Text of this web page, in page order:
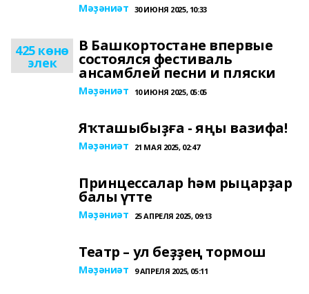
Мәҙәниәт 30 ИЮНЯ 2025, 10:33
425 көнө
элек
В Башкортостане впервые
состоялся фестиваль
ансамблей песни и пляски
Мәҙәниәт 10 ИЮНЯ 2025, 05:05
Яҡташыбыҙға - яңы вазифа!
Мәҙәниәт 21 МАЯ 2025, 02:47
Принцессалар һәм рыцарҙар
балы үтте
Мәҙәниәт 25 АПРЕЛЯ 2025, 09:13
Театр – ул беҙҙең тормош
Мәҙәниәт 9 АПРЕЛЯ 2025, 05:11